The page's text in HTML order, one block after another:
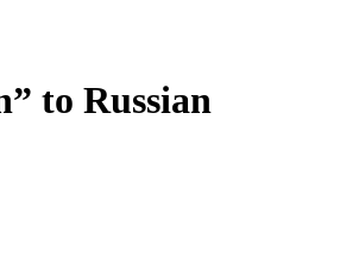
to Russian